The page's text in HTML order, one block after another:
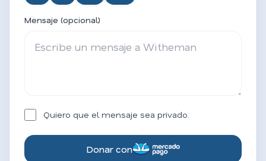
Mensaje (opcional)
Quiero que el mensaje sea privado.
Donar con